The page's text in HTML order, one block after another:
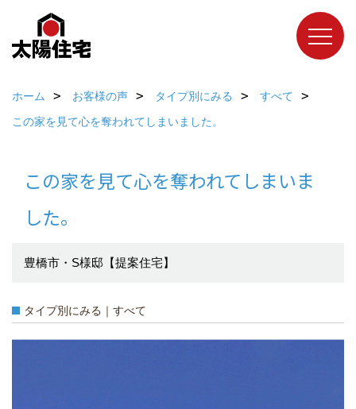
ホーム お客様の声 タイプ別にみる
すべて
この家を見て心を奪われてしまいました。
この家を見て心を奪われてしまいま
した。
豊橋市・S様邸【提案住宅】
タイプ別にみる｜すべて